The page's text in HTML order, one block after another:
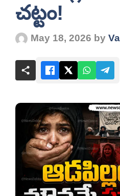
చట్టం!
May 18, 2026 by